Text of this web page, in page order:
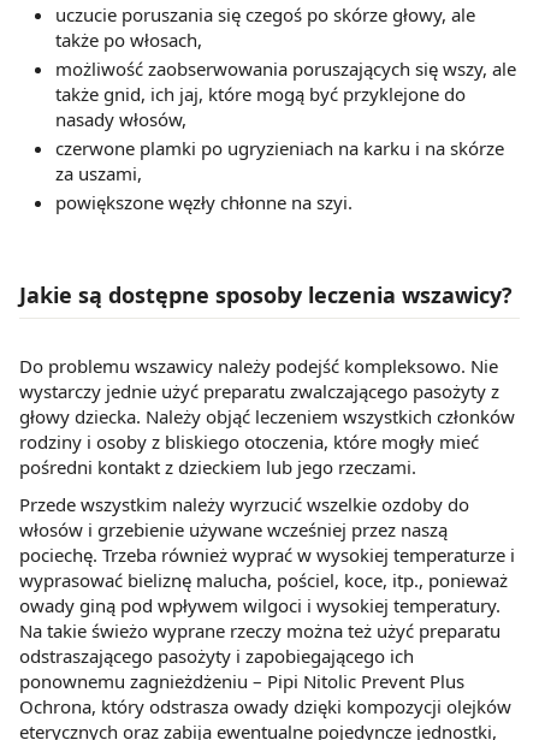
uczucie poruszania się czegoś po skórze głowy, ale
także po włosach,
możliwość zaobserwowania poruszających się wszy, ale
także gnid, ich jaj, które mogą być przyklejone do
nasady włosów,
czerwone plamki po ugryzieniach na karku i na skórze
za uszami,
powiększone węzły chłonne na szyi.
Jakie są dostępne sposoby leczenia wszawicy?
Do problemu wszawicy należy podejść kompleksowo. Nie
wystarczy jednie użyć preparatu zwalczającego pasożyty z
głowy dziecka. Należy objąć leczeniem wszystkich członków
rodziny i osoby z bliskiego otoczenia, które mogły mieć
pośredni kontakt z dzieckiem lub jego rzeczami.
Przede wszystkim należy wyrzucić wszelkie ozdoby do
włosów i grzebienie używane wcześniej przez naszą
pociechę. Trzeba również wyprać w wysokiej temperaturze i
wyprasować bieliznę malucha, pościel, koce, itp., ponieważ
owady giną pod wpływem wilgoci i wysokiej temperatury.
Na takie świeżo wyprane rzeczy można też użyć preparatu
odstraszającego pasożyty i zapobiegającego ich
ponownemu zagnieżdżeniu – Pipi Nitolic Prevent Plus
Ochrona, który odstrasza owady dzięki kompozycji olejków
eterycznych oraz zabija ewentualne pojedyncze jednostki,